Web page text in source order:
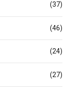
(37)
(46)
(24)
(27)